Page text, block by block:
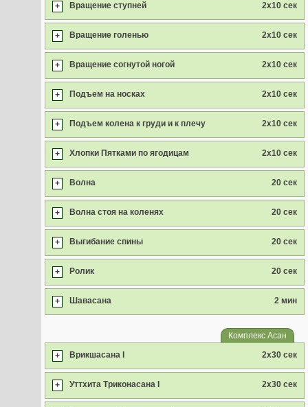
+ Вращение ступней 2x10 сек
+ Вращение голенью 2x10 сек
+ Вращение согнутой ногой 2x10 сек
+ Подъем на носках 2x10 сек
+ Подъем колена к груди и к плечу 2x10 сек
+ Хлопки Пятками по ягодицам 2x10 сек
+ Волна 20 сек
+ Волна стоя на коленях 20 сек
+ Выгибание спины 20 сек
+ Ролик 20 сек
+ Шавасана 2 мин
Комплекс Асан
+ Врикшасана I 2х30 сек
+ Уттхита Триконасана I 2х30 сек